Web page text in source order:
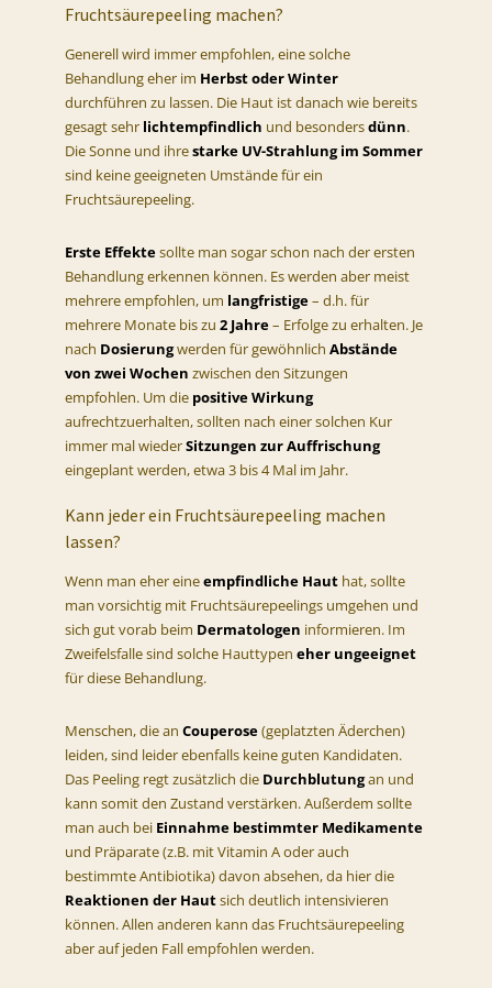
Fruchtsäurepeeling machen?
Generell wird immer empfohlen, eine solche
Behandlung eher im Herbst oder Winter
durchführen zu lassen. Die Haut ist danach wie bereits
gesagt sehrlichtempfindlich und besondersdünn.
Die Sonne und ihrestarke UV-Strahlung im Sommer
sind keine geeigneten Umstände für ein
Fruchtsäurepeeling.
Erste Effektesollte man sogar schon nach der ersten
Behandlung erkennen können. Es werden aber meist
mehrere empfohlen, um langfristige– d.h. für
mehrere Monate bis zu 2 Jahre– Erfolge zu erhalten. Je
nach Dosierungwerden für gewöhnlich Abstände
von zwei Wochen zwischen den Sitzungen
empfohlen. Um diepositive Wirkung
aufrechtzuerhalten, sollten nach einer solchen Kur
immer mal wiederSitzungen zur Auffrischung
eingeplant werden, etwa 3 bis 4 Mal im Jahr.
Kann jeder ein Fruchtsäurepeeling machen
lassen?
Wenn man eher eineempfindliche Hauthat, sollte
man vorsichtig mit Fruchtsäurepeelings umgehen und
sich gut vorab beim Dermatologen informieren. Im
Zweifelsfalle sind solche Hauttypen eher ungeeignet
für diese Behandlung.
Menschen, die an Couperose(geplatzten Äderchen)
leiden, sind leider ebenfalls keine guten Kandidaten.
Das Peeling regt zusätzlich die Durchblutungan und
kann somit den Zustand verstärken. Außerdem sollte
man auch bei Einnahme bestimmter Medikamente
und Präparate (z.B. mit Vitamin A oder auch
bestimmte Antibiotika) davon absehen, da hier die
Reaktionen der Hautsich deutlich intensivieren
können. Allen anderen kann das Fruchtsäurepeeling
aber auf jeden Fall empfohlen werden.